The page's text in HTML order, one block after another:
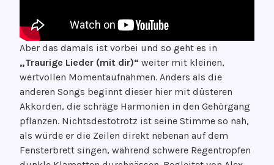
Aber das damals ist vorbei und so geht es in
„Traurige Lieder (mit dir)“ weiter mit kleinen,
wertvollen Momentaufnahmen. Anders als die
anderen Songs beginnt dieser hier mit düsteren
Akkorden, die schräge Harmonien in den Gehörgang
pflanzen. Nichtsdestotrotz ist seine Stimme so nah,
als würde er die Zeilen direkt nebenan auf dem
Fensterbrett singen, während schwere Regentropfen